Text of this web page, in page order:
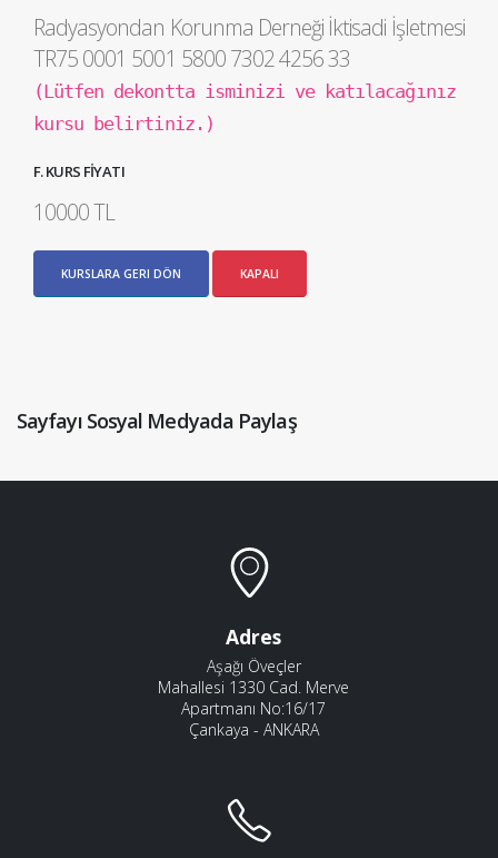
Radyasyondan Korunma Derneği İktisadi İşletmesi
TR75 0001 5001 5800 7302 4256 33
(Lütfen dekontta isminizi ve katılacağınız
kursu belirtiniz.)
F. KURS FİYATI
10000 TL
KURSLARA GERI DÖN KAPALI
Sayfayı Sosyal Medyada Paylaş
Adres
Aşağı Öveçler
Mahallesi 1330 Cad. Merve
Apartmanı No:16/17
Çankaya - ANKARA